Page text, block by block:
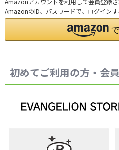
Amazonアカウントを利用して会員登録さ
AmazonのID、パスワードで、ログインす
初めてご利用の方・会